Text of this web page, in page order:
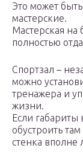
Это может
мастерские.
Мастерская на
полностью
Спортзал –
можно
тренажера и
жизни.
Если габариты
обустроить
стенка вполне